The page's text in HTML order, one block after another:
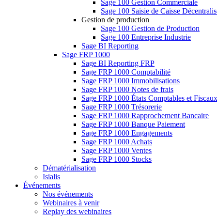
Sage 100 Gestion Commerciale
Sage 100 Saisie de Caisse
Gestion de production
Sage 100 Gestion de Production
Sage 100 Entreprise Industrie
Sage BI Reporting
Sage FRP 1000
Sage BI Reporting FRP
Sage FRP 1000 Comptabilité
Sage FRP 1000 Immobilisations
Sage FRP 1000 Notes de frais
Sage FRP 1000 États Comptables et Fiscaux
Sage FRP 1000 Trésorerie
Sage FRP 1000 Rapprochement Bancaire
Sage FRP 1000 Banque Paiement
Sage FRP 1000 Engagements
Sage FRP 1000 Achats
Sage FRP 1000 Ventes
Sage FRP 1000 Stocks
Dématérialisation
Isialis
Événements
Nos événements
Webinaires à venir
Replay des webinaires